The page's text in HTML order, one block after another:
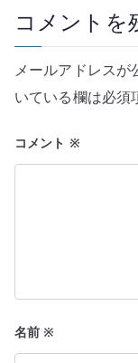
ー
シ
ョ
ン
コメントを
メールアドレスが
いている欄は必須
コメント ※
名前※